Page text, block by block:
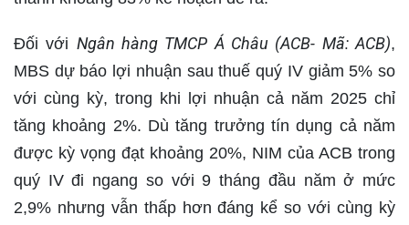
Đối với Ngân hàng TMCP Á Châu (ACB- Mã: ACB),
MBS dự báo lợi nhuận sau thuế quý IV giảm 5% so
với cùng kỳ, trong khi lợi nhuận cả năm 2025 chỉ
tăng khoảng 2%. Dù tăng trưởng tín dụng cả năm
được kỳ vọng đạt khoảng 20%, NIM của ACB trong
quý IV đi ngang so với 9 tháng đầu năm ở mức
2,9% nhưng vẫn thấp hơn đáng kể so với cùng kỳ